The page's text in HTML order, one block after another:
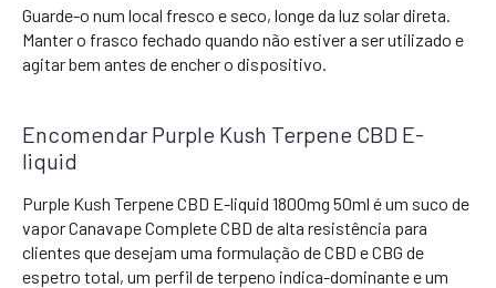
Guarde-o num local fresco e seco, longe da luz solar direta.
Manter o frasco fechado quando não estiver a ser utilizado e
agitar bem antes de encher o dispositivo.
Encomendar Purple Kush Terpene CBD E-
liquid
Purple Kush Terpene CBD E-liquid 1800mg 50ml é um suco de
vapor Canavape Complete CBD de alta resistência para
clientes que desejam uma formulação de CBD e CBG de
espetro total, um perfil de terpeno indica-dominante e um